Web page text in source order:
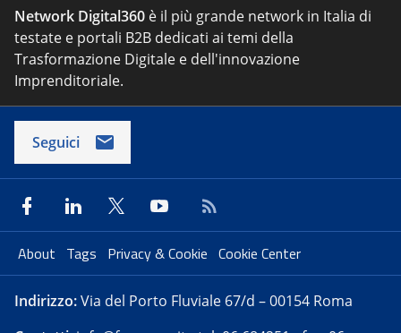
Network Digital360 è il più grande network in Italia di
testate e portali B2B dedicati ai temi della
Trasformazione Digitale e dell'innovazione
Imprenditoriale.
Seguici
About Tags Privacy & Cookie Cookie Center
Indirizzo:Via del Porto Fluviale 67/d – 00154 Roma